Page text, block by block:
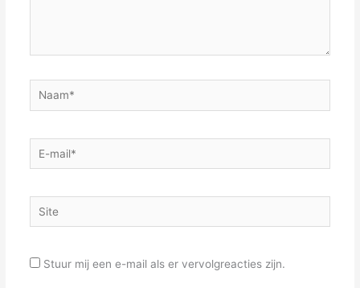
Naam*
E-
mail*
Site
Stuur mij een e-mail als er vervolgreacties zijn.